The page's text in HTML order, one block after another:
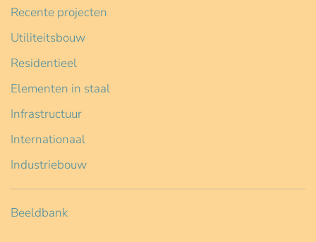
Recente projecten
Utiliteitsbouw
Residentieel
Elementen in staal
Infrastructuur
Internationaal
Industriebouw
Beeldbank